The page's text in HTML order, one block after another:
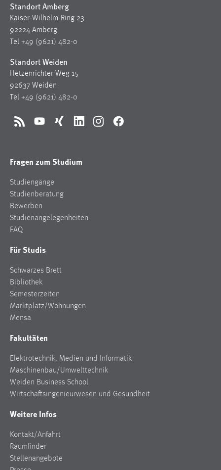
Standort Amberg
Kaiser-Wilhelm-Ring 23
92224 Amberg
Tel +49 (9621) 482-0
Standort Weiden
Hetzenrichter Weg 15
92637 Weiden
Tel +49 (9621) 482-0
RSS YouTubeXing LinkedInInstagramFacebook
Fragen zum Studium
Studiengänge
Studienberatung
Bewerben
Studienangelegenheiten
FAQ
Für Studis
Schwarzes Brett
Bibliothek
Semesterzeiten
Marktplatz/Wohnungen
Mensa
Fakultäten
Elektrotechnik, Medien und Informatik
Maschinenbau/Umwelttechnik
Weiden Business School
Wirtschaftsingenieurwesen und Gesundheit
Weitere Infos
Kontakt/Anfahrt
Raumfinder
Stellenangebote